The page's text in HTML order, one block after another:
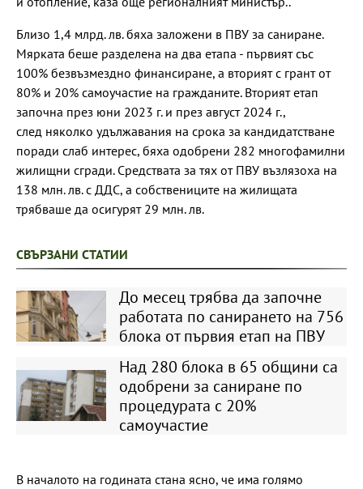
Близо 1,4 млрд. лв. бяха заложени в ПВУ за саниране.
Мярката беше разделена на два етапа - първият със
100% безвъзмездно финансиране, а вторият с грант от
80% и 20% самоучастие на гражданите. Вторият етап
започна през юни 2023 г. и през август 2024 г.,
след няколко удължавания на срока за кандидатстване
поради слаб интерес, бяха одобрени 282 многофамилни
жилищни сгради. Средствата за тях от ПВУ възлязоха на
138 млн. лв. с ДДС, а собствениците на жилищата
трябваше да осигурят 29 млн. лв.
СВЪРЗАНИ СТАТИИ
До месец трябва да започне
работата по санирането на 756
блока от първия етап на ПВУ
Над 280 блока в 65 общини са
одобрени за саниране по
процедурата с 20%
самоучастие
В началото на годината стана ясно, че има голямо